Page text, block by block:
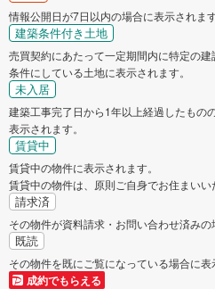
武蔵村山市
稲城市
あきる野市
西多摩郡瑞穂町
西多摩郡檜原村
大島町
情報公開日が7日以内の場合に表示されます
建築条件付き土地
売買契約にあたって一定期間内に特定の
条件にしている土地に表示されます。
未入居
建築工事完了日から1年以上経過したもの
表示されます。
賃貸中
賃貸中の物件に表示されます。
賃貸中の物件は、原則ご自身でお住まいい
請求済
その物件が資料請求・お問い合わせ済みの
既読
その物件を既にご覧になっている場合に表
成約でもらえる